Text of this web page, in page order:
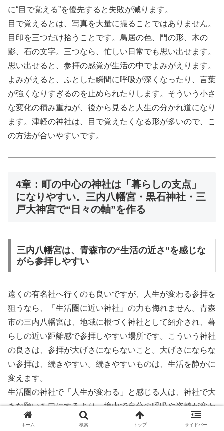
に“目で覚える”を優先すると失敗が減ります。
目で覚えるとは、写真を大量に撮ることではありません。
目印を三つだけ拾うことです。鳥居の色、門の形、木の
影、石の文字。三つなら、忙しい日常でも思い出せます。
思い出せると、参拝の感覚が生活の中でよみがえります。
よみがえると、ふとした瞬間に呼吸が深くなったり、言葉
が強くなりすぎるのを止められたりします。そういう小さ
な変化の積み重ねが、後から見ると人生の分かれ道になり
ます。津軽の神社は、目で覚えたくなる形が多いので、こ
の方法が合いやすいです。
4章：町の中心の神社は「暮らしの支点」
になりやすい。三内八幡宮・黒石神社・三
戸大神宮で“日々の軸”を作る
三内八幡宮は、青森市の“生活の近さ”を感じな
がら参拝しやすい
遠くの有名社へ行くのも良いですが、人生が変わる参拝を
狙うなら、「生活圏に近い神社」の力も侮れません。青森
市の三内八幡宮は、地域に根づく神社として紹介され、暮
らしの近い距離感で参拝しやすい場所です。こういう神社
の良さは、参拝が大げさにならないこと。大げさにならな
い参拝は、続きやすい。続きやすいものは、生活を静かに
変えます。
生活圏の神社で「人生が変わる」と感じる人は、神社で大
きな願いを口にするより、境内で自分の呼吸や姿勢が変わ
ることに気づける人です。近い神社は、何度でも訪ねられ
ホーム 検索 トップ サイドバー